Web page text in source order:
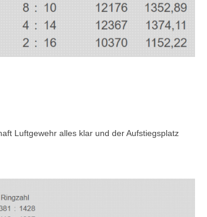
Luftgewehr alles klar und der Aufstiegsplatz